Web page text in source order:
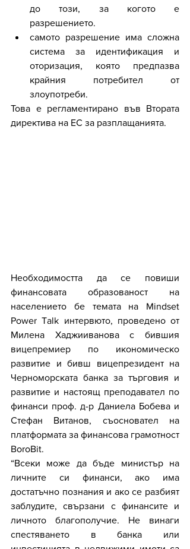
до този, за когото е
разрешението.
самото разрешение има сложна
система за идентификация и
оторизация, която предпазва
крайния потребител от
злоупотреби.
Това е регламентирано във Втората
директива на ЕС за разплащанията.
Необходимостта да се повиши
финансовата образованост на
населението бе темата на Mindset
Power Talk интервюто, проведено от
Милена Хаджииванова с бившия
вицепрeмиер по икономическо
развитие и бивш вицепрезидент на
Черноморската банка за търговия и
развитие и настоящ преподавател по
финанси проф. д-р Даниела Бобева и
Стефан Витанов, съосновател на
платформата за финансова грамотност
BoroBit.
“Всеки може да бъде министър на
личните си финанси, ако има
достатъчно познания и ако се разбият
заблудите, свързани с финансите и
личното благополучие. Не винаги
спестяването в банка или